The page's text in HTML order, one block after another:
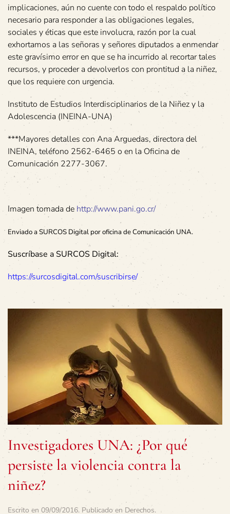
implicaciones, aún no cuente con todo el respaldo político
necesario para responder a las obligaciones legales,
sociales y éticas que este involucra, razón por la cual
exhortamos a las señoras y señores diputados a enmendar
este gravísimo error en que se ha incurrido al recortar tales
recursos, y proceder a devolverlos con prontitud a la niñez,
que los requiere con urgencia.
Instituto de Estudios Interdisciplinarios de la Niñez y la
Adolescencia (INEINA-UNA)
***Mayores detalles con Ana Arguedas, directora del
INEINA, teléfono 2562-6465 o en la Oficina de
Comunicación 2277-3067.
Imagen tomada de http://www.pani.go.cr/
Enviado a SURCOS Digital por oficina de Comunicación UNA.
Suscríbase a SURCOS Digital:
https://surcosdigital.com/suscribirse/
Investigadores UNA: ¿Por qué
persiste la violencia contra la
niñez?
Escrito en 09/09/2016. Publicado en Derechos.